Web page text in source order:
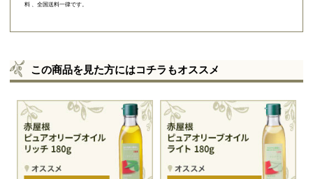
料 、全国送料一律です。
この商品を見た方にはコチラもオススメ